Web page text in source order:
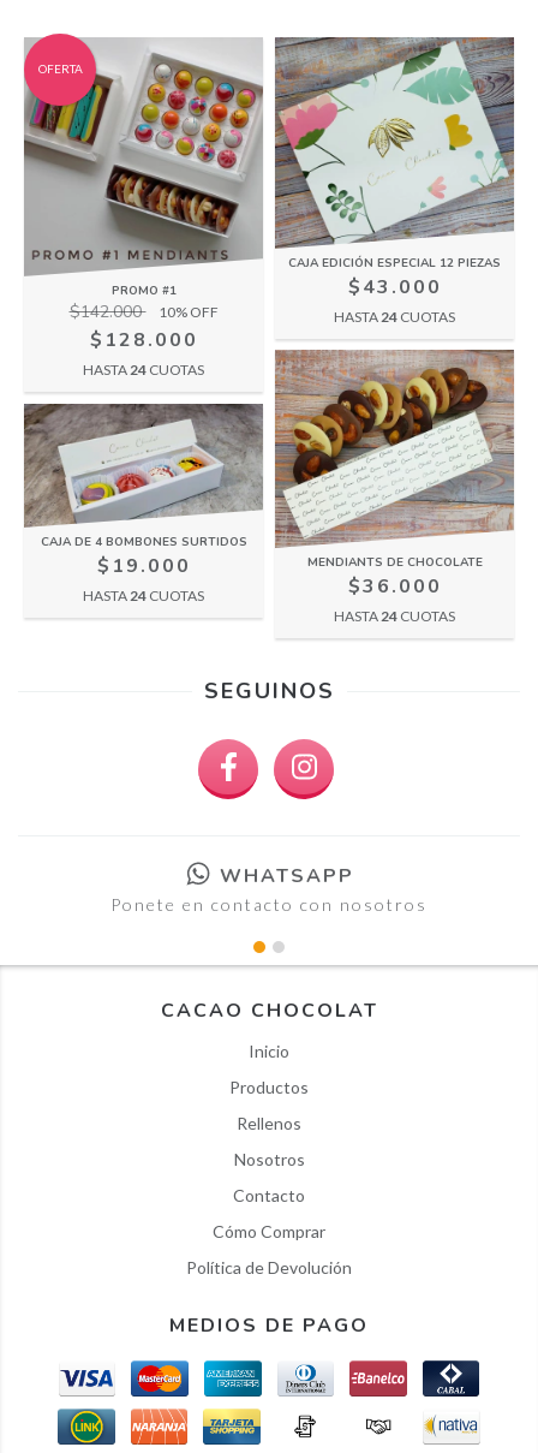
OFERTA
PROMO #1
$142.000 10% OFF
$128.000
HASTA24 CUOTAS
CAJA EDICIÓN ESPECIAL 12 PIEZAS
$43.000
HASTA 24 CUOTAS
CAJA DE 4 BOMBONES SURTIDOS
$19.000
HASTA 24 CUOTAS
MENDIANTS DE CHOCOLATE
$36.000
HASTA 24 CUOTAS
SEGUINOS
WHATSAPP
Ponete en contacto con nosotros
CACAO CHOCOLAT
Inicio
Productos
Rellenos
Nosotros
Contacto
Cómo Comprar
Política de Devolución
MEDIOS DE PAGO